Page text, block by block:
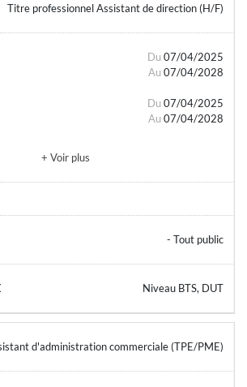
Titre professionnel Assistant de direction (H/F)
Du 07/04/2025
Au 07/04/2028
Du 07/04/2025
Au 07/04/2028
+ Voir plus
- Tout public
Niveau BTS, DUT
d'administration commerciale (TPE/PME)